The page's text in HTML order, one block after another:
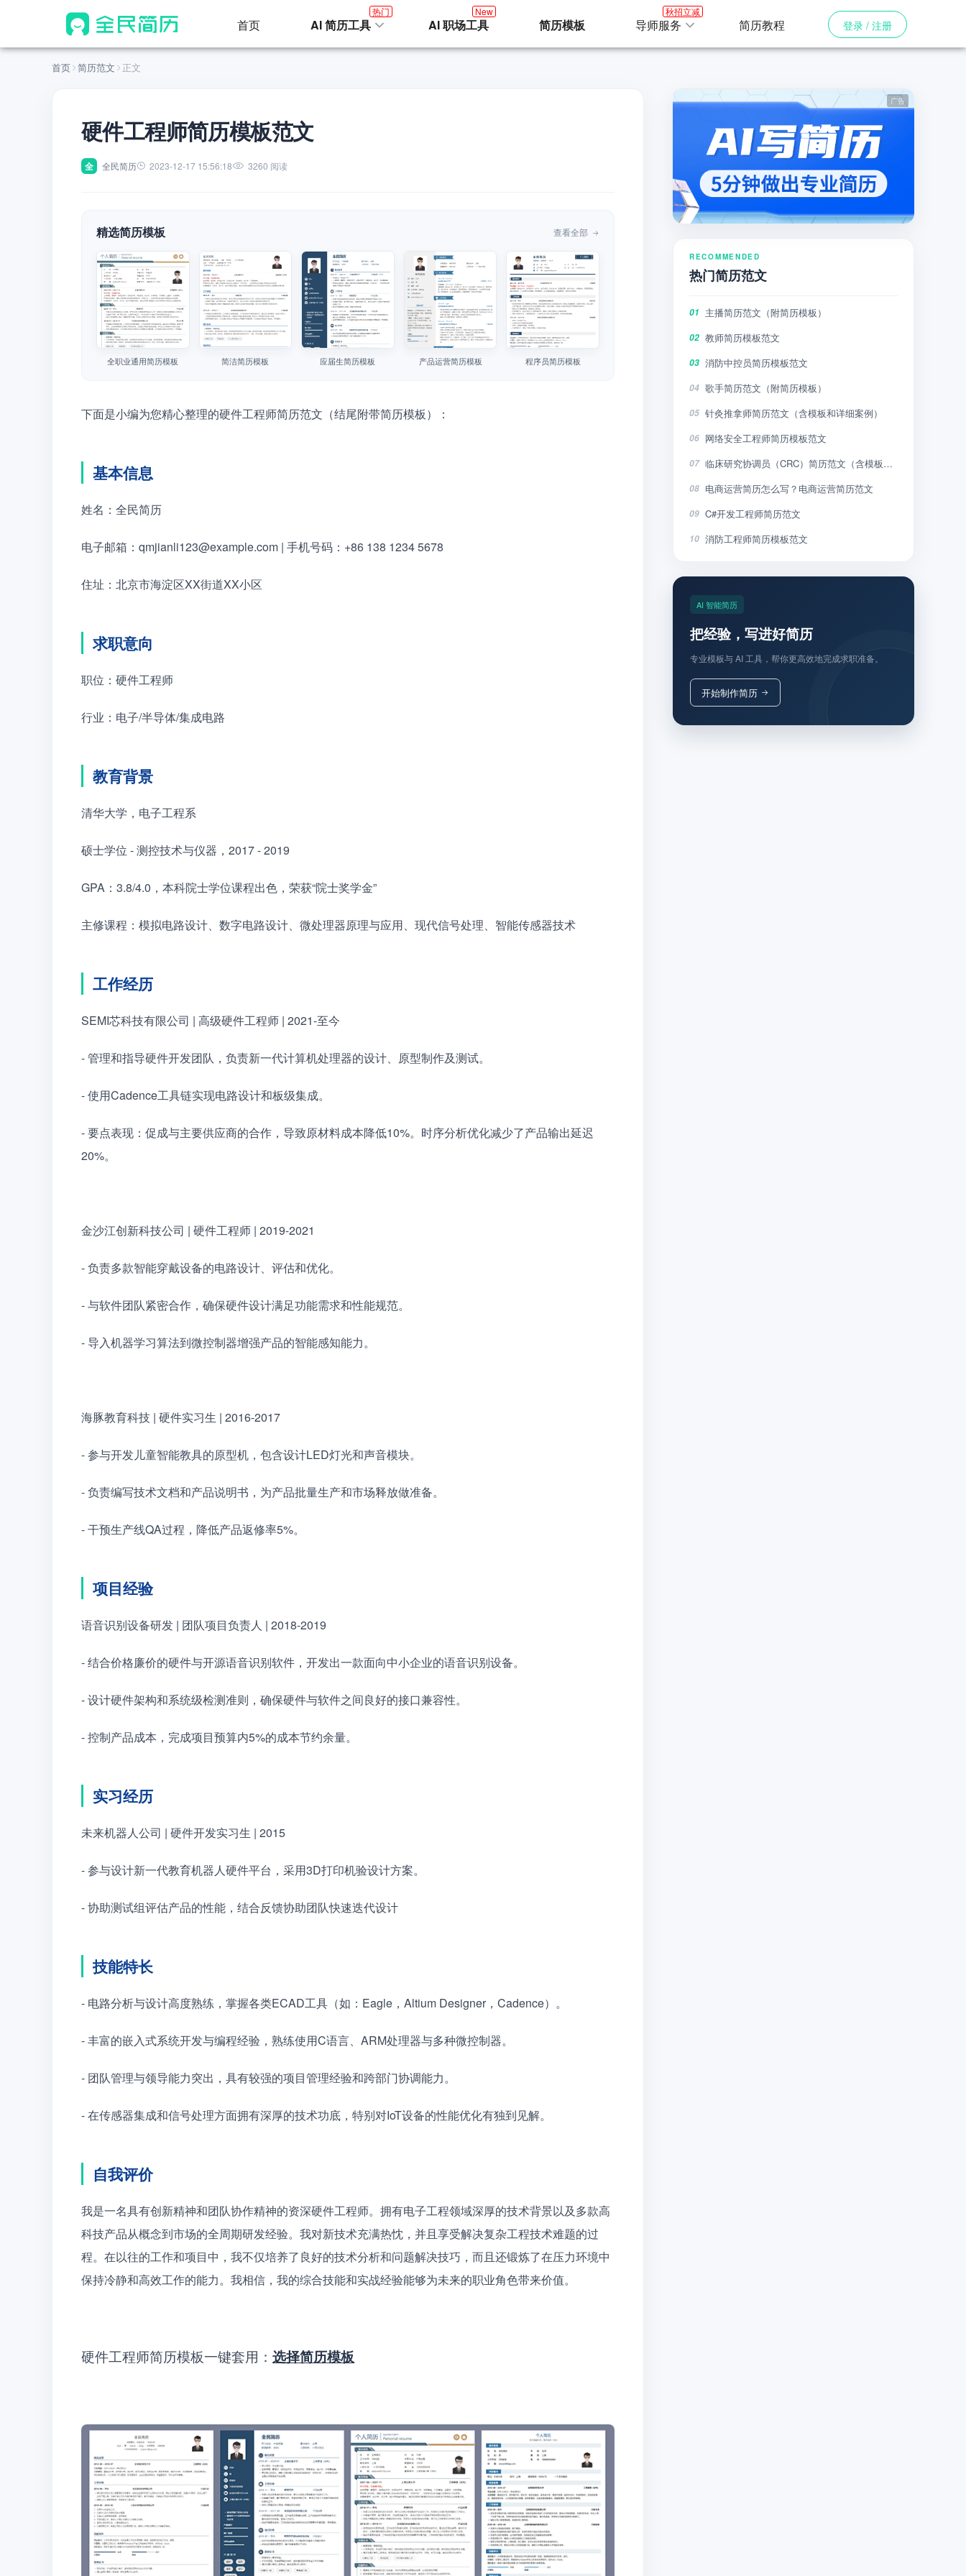
首页 AI 简历工具
热门
AI 职场工具
New
简历模板 导师服务
秋招立减
简历教程 登录 / 注册
首页 简历范文 正文
硬件工程师简历模板范文
全 全民简历 2023-12-17 15:56:18 3260 阅读
精选简历模板 查看全部
全职业通用简历模板 简洁简历模板 应届生简历模板 产品运营简历模板 程序员简历模板
下面是小编为您精心整理的硬件工程师简历范文（结尾附带简历模板）：
基本信息
姓名：全民简历
电子邮箱：qmjianli123@example.com | 手机号码：+86 138 1234 5678
住址：北京市海淀区XX街道XX小区
求职意向
职位：硬件工程师
行业：电子/半导体/集成电路
教育背景
清华大学，电子工程系
硕士学位 - 测控技术与仪器，2017 - 2019
GPA：3.8/4.0，本科院士学位课程出色，荣获“院士奖学金”
主修课程：模拟电路设计、数字电路设计、微处理器原理与应用、现代信号处理、智能传感器技术
工作经历
SEMI芯科技有限公司 | 高级硬件工程师 | 2021-至今
- 管理和指导硬件开发团队，负责新一代计算机处理器的设计、原型制作及测试。
- 使用Cadence工具链实现电路设计和板级集成。
- 要点表现：促成与主要供应商的合作，导致原材料成本降低10%。时序分析优化减少了产品输出延迟
20%。
金沙江创新科技公司 | 硬件工程师 | 2019-2021
- 负责多款智能穿戴设备的电路设计、评估和优化。
- 与软件团队紧密合作，确保硬件设计满足功能需求和性能规范。
- 导入机器学习算法到微控制器增强产品的智能感知能力。
海豚教育科技 | 硬件实习生 | 2016-2017
- 参与开发儿童智能教具的原型机，包含设计LED灯光和声音模块。
- 负责编写技术文档和产品说明书，为产品批量生产和市场释放做准备。
- 干预生产线QA过程，降低产品返修率5%。
项目经验
语音识别设备研发 | 团队项目负责人 | 2018-2019
- 结合价格廉价的硬件与开源语音识别软件，开发出一款面向中小企业的语音识别设备。
- 设计硬件架构和系统级检测准则，确保硬件与软件之间良好的接口兼容性。
- 控制产品成本，完成项目预算内5%的成本节约余量。
实习经历
未来机器人公司 | 硬件开发实习生 | 2015
- 参与设计新一代教育机器人硬件平台，采用3D打印机验设计方案。
- 协助测试组评估产品的性能，结合反馈协助团队快速迭代设计
技能特长
- 电路分析与设计高度熟练，掌握各类ECAD工具（如：Eagle，Altium Designer，Cadence）。
- 丰富的嵌入式系统开发与编程经验，熟练使用C语言、ARM处理器与多种微控制器。
- 团队管理与领导能力突出，具有较强的项目管理经验和跨部门协调能力。
- 在传感器集成和信号处理方面拥有深厚的技术功底，特别对IoT设备的性能优化有独到见解。
自我评价
我是一名具有创新精神和团队协作精神的资深硬件工程师。拥有电子工程领域深厚的技术背景以及多款高
科技产品从概念到市场的全周期研发经验。我对新技术充满热忱，并且享受解决复杂工程技术难题的过
程。在以往的工作和项目中，我不仅培养了良好的技术分析和问题解决技巧，而且还锻炼了在压力环境中
保持冷静和高效工作的能力。我相信，我的综合技能和实战经验能够为未来的职业角色带来价值。
硬件工程师简历模板一键套用： 选择简历模板
RECOMMENDED
热门简历范文
01 主播简历范文（附简历模板）
02 教师简历模板范文
03 消防中控员简历模板范文
04 歌手简历范文（附简历模板）
05 针灸推拿师简历范文（含模板和详细案例）
06 网络安全工程师简历模板范文
07 临床研究协调员（CRC）简历范文（含模板和详细案例）
08 电商运营简历怎么写？电商运营简历范文
09 C#开发工程师简历范文
10 消防工程师简历模板范文
AI 智能简历
把经验，写进好简历
专业模板与 AI 工具，帮你更高效地完成求职准备。
开始制作简历